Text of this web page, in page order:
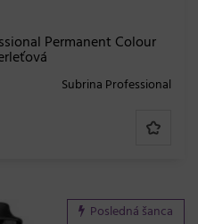
Permanent Colour
Subrina Professional
Posledná šanca